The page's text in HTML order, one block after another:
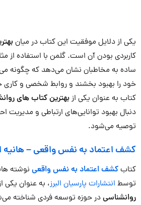
یکی از دلایل موفقیت این کتاب در میان
کاربردی بودن آن است. گلمن با استفاده از
ساده به مخاطبان نشان می‌دهد که چگونه
خود را بهبود بخشند و روابط شخصی و کاری
کتاب به عنوان یکی ازبهترین کتاب های
دنبال بهبود توانایی‌های ارتباطی و
توصیه می‌شود.
کشف اعتماد به نفس واقعی–
کتابکشف اعتماد به نفس واقعی نوشته
توسط انتشارات پارسیان البرز، به عنوان یکی
روانشناسیدر حوزه توسعه فردی شناخته